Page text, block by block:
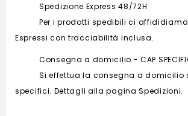
Spedizione Express 48/72H
Per i prodotti spedibili ci affididiamo
Espressi con tracciabilità inclusa.
Consegna a domicilio - CAP
Si effettua la consegna a domicilio
specifici. Dettagli alla pagina Spedizioni.